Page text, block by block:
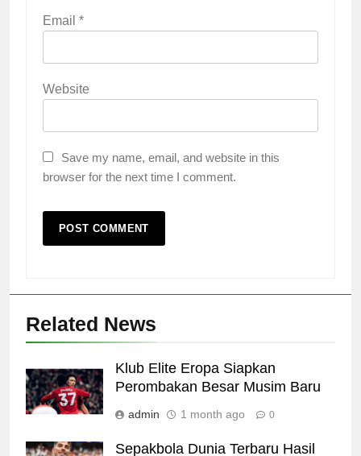
Email *
Website
Save my name, email, and website in this
browser for the next time I comment.
Related News
Klub Elite Eropa Siapkan
Perombakan Besar Musim Baru
admin 1 month ago 0
Sepakbola Dunia Terbaru Hasil